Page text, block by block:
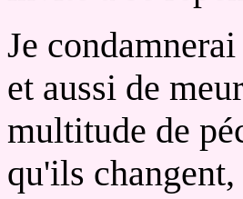
Je
et aussi de
multitude de
qu'ils